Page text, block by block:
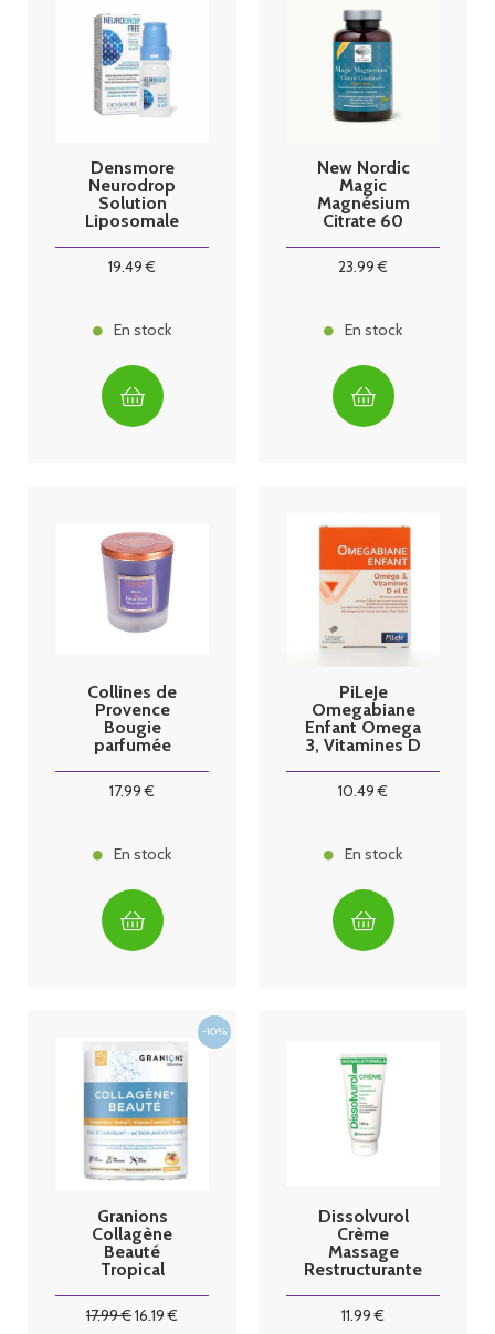
Densmore
Neurodrop
Solution
Liposomale
19.49 €
En stock
New Nordic
Magic
Magnésium
Citrate 60
23.99 €
En stock
Collines de
Provence
Bougie
parfumée
17.99 €
En stock
PiLeJe
Omegabiane
Enfant Omega
3, Vitamines D
10.49 €
En stock
Granions
Collagène
Beauté
Tropical
17.99€16.19 €
Dissolvurol
Crème
Massage
Restructurante
11.99 €